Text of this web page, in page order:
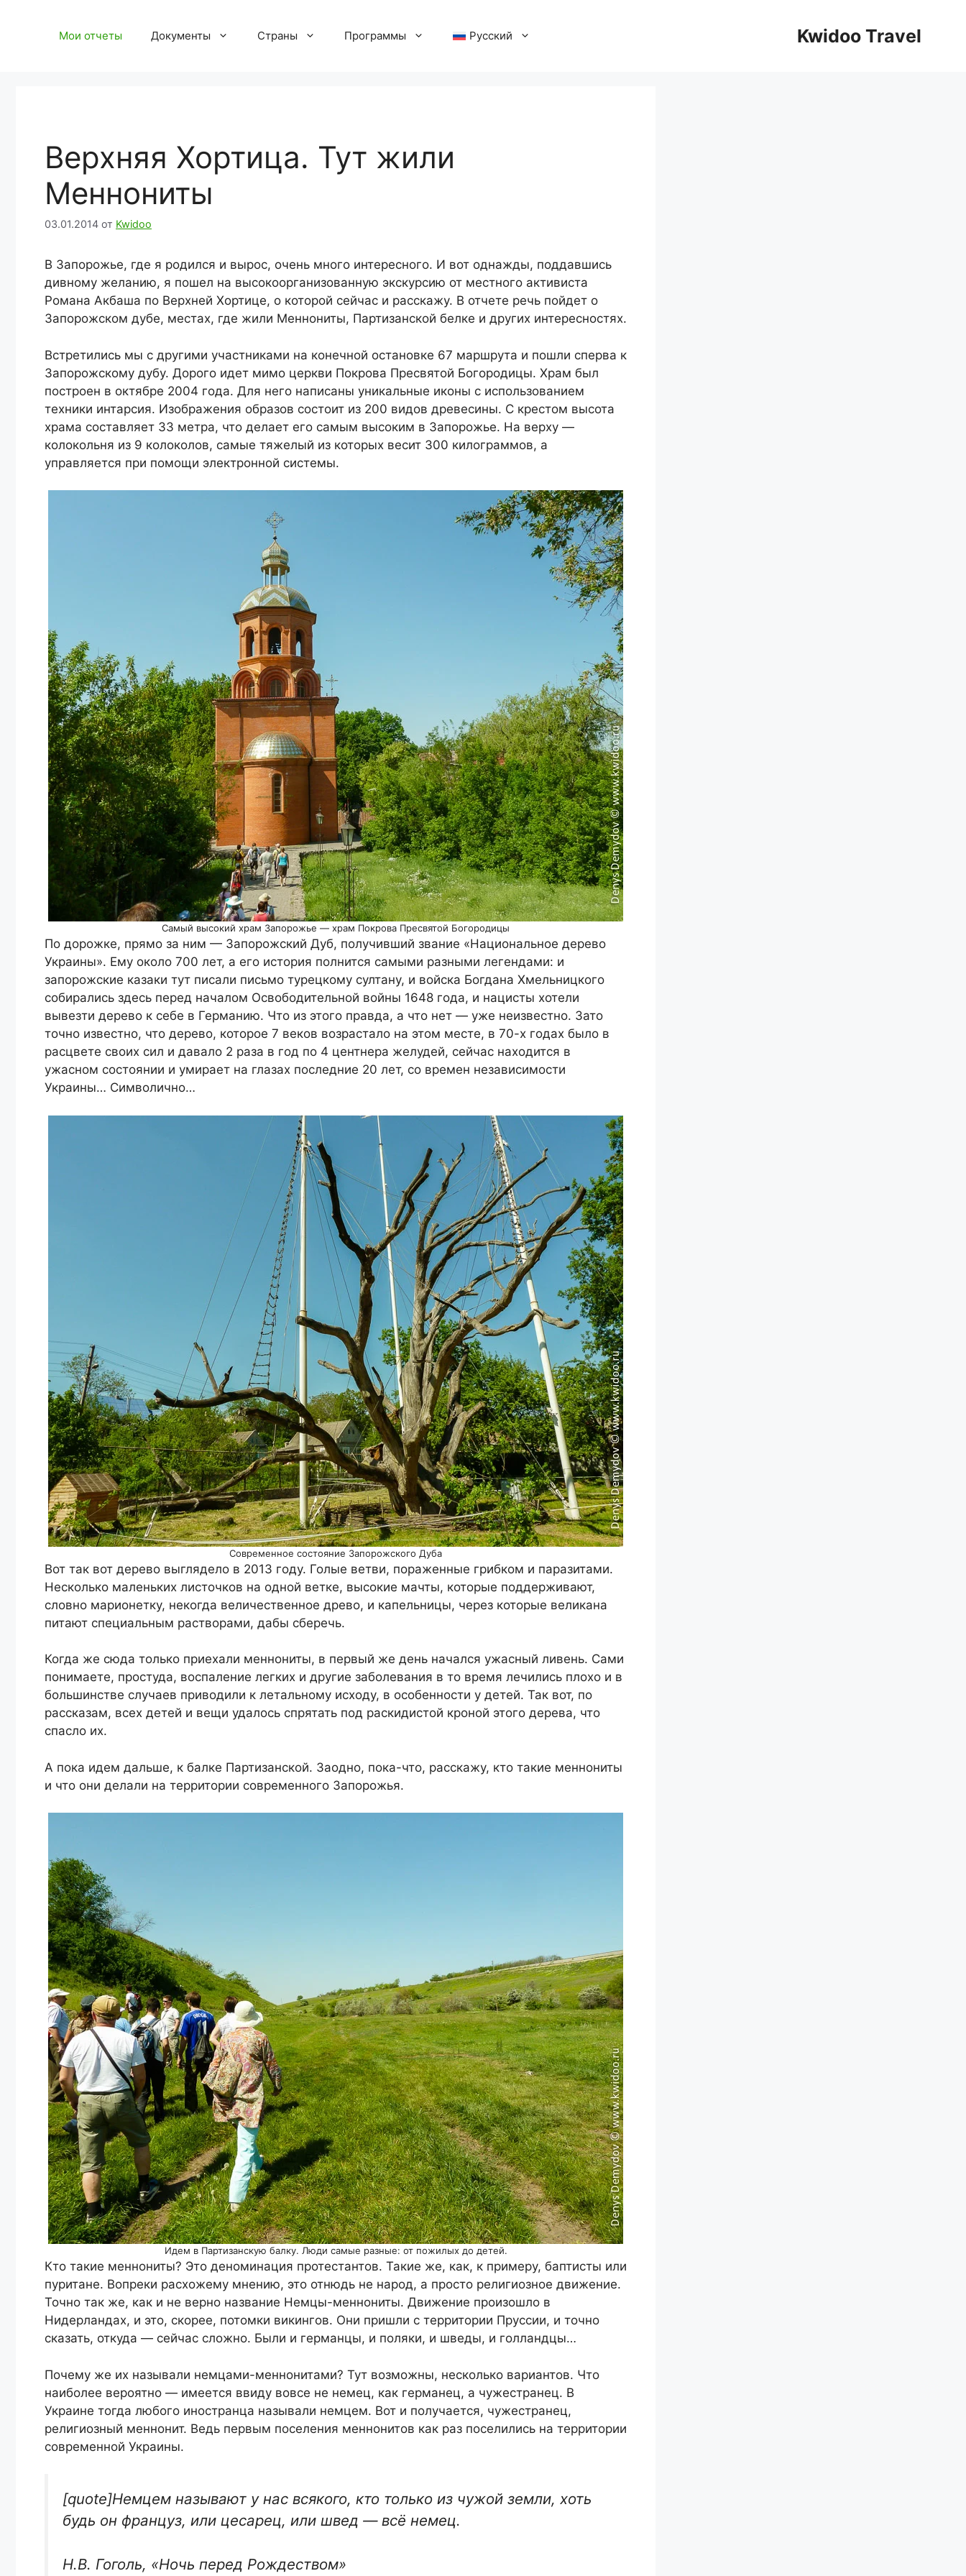
содержимому
Kwidoo Travel
Мои отчеты Документы Страны Программы Русский
Верхняя Хортица. Тут жили
Меннониты
03.01.2014 от Kwidoo
В Запорожье, где я родился и вырос, очень много интересного. И вот однажды, поддавшись
дивному желанию, я пошел на высокоорганизованную экскурсию от местного активиста
Романа Акбаша по Верхней Хортице, о которой сейчас и расскажу. В отчете речь пойдет о
Запорожском дубе, местах, где жили Меннониты, Партизанской белке и других интересностях.
Встретились мы с другими участниками на конечной остановке 67 маршрута и пошли сперва к
Запорожскому дубу. Дорого идет мимо церкви Покрова Пресвятой Богородицы. Храм был
построен в октябре 2004 года. Для него написаны уникальные иконы с использованием
техники интарсия. Изображения образов состоит из 200 видов древесины. С крестом высота
храма составляет 33 метра, что делает его самым высоким в Запорожье. На верху —
колокольня из 9 колоколов, самые тяжелый из которых весит 300 килограммов, а
управляется при помощи электронной системы.
Самый высокий храм Запорожье — храм Покрова Пресвятой Богородицы
По дорожке, прямо за ним — Запорожский Дуб, получивший звание «Национальное дерево
Украины». Ему около 700 лет, а его история полнится самыми разными легендами: и
запорожские казаки тут писали письмо турецкому султану, и войска Богдана Хмельницкого
собирались здесь перед началом Освободительной войны 1648 года, и нацисты хотели
вывезти дерево к себе в Германию. Что из этого правда, а что нет — уже неизвестно. Зато
точно известно, что дерево, которое 7 веков возрастало на этом месте, в 70-х годах было в
расцвете своих сил и давало 2 раза в год по 4 центнера желудей, сейчас находится в
ужасном состоянии и умирает на глазах последние 20 лет, со времен независимости
Украины… Символично…
Современное состояние Запорожского Дуба
Вот так вот дерево выглядело в 2013 году. Голые ветви, пораженные грибком и паразитами.
Несколько маленьких листочков на одной ветке, высокие мачты, которые поддерживают,
словно марионетку, некогда величественное древо, и капельницы, через которые великана
питают специальным растворами, дабы сберечь.
Когда же сюда только приехали меннониты, в первый же день начался ужасный ливень. Сами
понимаете, простуда, воспаление легких и другие заболевания в то время лечились плохо и в
большинстве случаев приводили к летальному исходу, в особенности у детей. Так вот, по
рассказам, всех детей и вещи удалось спрятать под раскидистой кроной этого дерева, что
спасло их.
А пока идем дальше, к балке Партизанской. Заодно, пока-что, расскажу, кто такие меннониты
и что они делали на территории современного Запорожья.
Идем в Партизанскую балку. Люди самые разные: от пожилых до детей.
Кто такие меннониты? Это деноминация протестантов. Такие же, как, к примеру, баптисты или
пуритане. Вопреки расхожему мнению, это отнюдь не народ, а просто религиозное движение.
Точно так же, как и не верно название Немцы-меннониты. Движение произошло в
Нидерландах, и это, скорее, потомки викингов. Они пришли с территории Пруссии, и точно
сказать, откуда — сейчас сложно. Были и германцы, и поляки, и шведы, и голландцы…
Почему же их называли немцами-меннонитами? Тут возможны, несколько вариантов. Что
наиболее вероятно — имеется ввиду вовсе не немец, как германец, а чужестранец. В
Украине тогда любого иностранца называли немцем. Вот и получается, чужестранец,
религиозный меннонит. Ведь первым поселения меннонитов как раз поселились на территории
современной Украины.
[quote]Немцем называют у нас всякого, кто только из чужой земли, хоть
будь он француз, или цесарец, или швед — всё немец.
Н.В. Гоголь, «Ночь перед Рождеством»